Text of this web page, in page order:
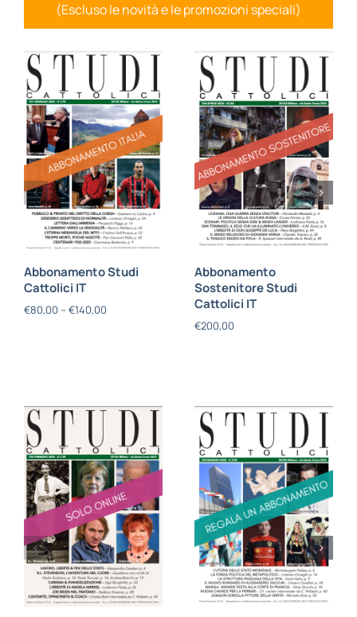
(Escluso le novità e le promozioni speciali)
Abbonamento Studi
Cattolici IT
€80,00 – €140,00
Abbonamento
Sostenitore Studi
Cattolici IT
€200,00